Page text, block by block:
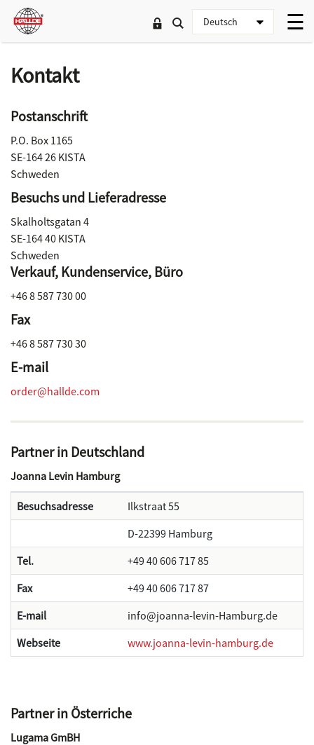
Kontakt
Postanschrift
P.O. Box 1165
SE-164 26 KISTA
Schweden
Besuchs und Lieferadresse
Skalholtsgatan 4
SE-164 40 KISTA
Schweden
Verkauf, Kundenservice, Büro
+46 8 587 730 00
Fax
+46 8 587 730 30
E-mail
order@hallde.com
Partner in Deutschland
Joanna Levin Hamburg
Besuchsadresse
Ilkstraat 55
D-22399 Hamburg
Tel.
+49 40 606 717 85
Fax
+49 40 606 717 87
E-mail
info@joanna-levin-Hamburg.de
Webseite
www.joanna-levin-hamburg.de
Partner in Österriche
Lugama GmBH